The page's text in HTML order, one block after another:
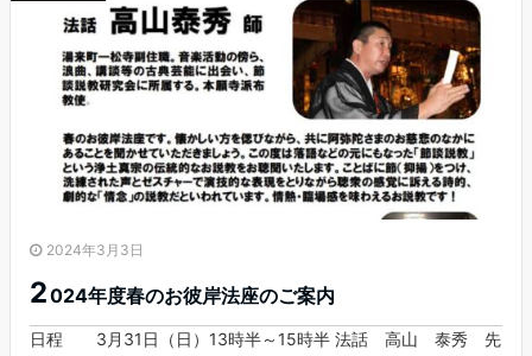
2024年3月3日
2024年度春のお彼岸法座のご案内
日程 3月31日（日）13時半～15時半 法話 高山 泰秀 先